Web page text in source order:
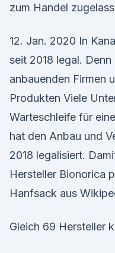
zum Handel
12. Jan. 2020 In
seit 2018 legal.
anbauenden Firmen
Produkten Viele
Warteschleife für
hat den Anbau und
2018 legalisiert.
Hersteller Bionorica
Hanfsack aus
Gleich 69 Hersteller